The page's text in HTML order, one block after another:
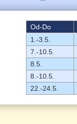
Od-Do
1.-3.5.
7.-10.5.
8.5.
8.-10.5.
22.-24.5.